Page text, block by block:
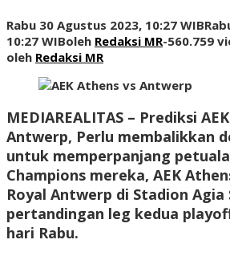
Rabu 30 Agustus 2023, 10:27 WIB
10:27 WIBoleh Redaksi MR-560.759
oleh Redaksi MR
MEDIAREALITAS – Prediksi
Antwerp, Perlu membalikkan
untuk memperpanjang
Champions mereka, AEK
Royal Antwerp di Stadion
pertandingan leg kedua
hari Rabu.